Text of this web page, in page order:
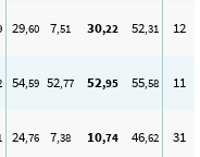
29,60 7,51 30,22 52,31 12
54,59 52,77 52,95 55,58 11
24,76 7,38 10,74 46,62 31